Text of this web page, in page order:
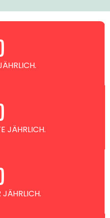
JÄHRLICH.
JÄHRLICH.